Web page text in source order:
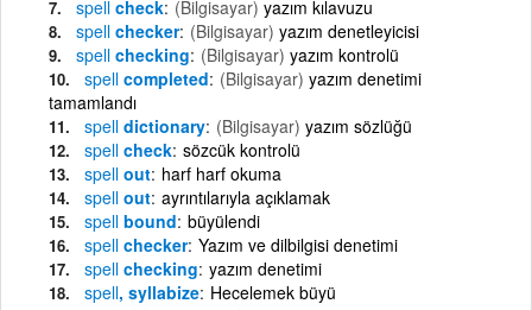
spell check (Bilgisayar) yazım kılavuzu
spell checker (Bilgisayar) yazım denetleyicisi
spell checking (Bilgisayar) yazım kontrolü
spell completed (Bilgisayar) yazım denetimi
tamamlandı
spell dictionary (Bilgisayar) yazım sözlüğü
spell check sözcük kontrolü
spell out harf harf okuma
spell out ayrıntılarıyla açıklamak
spell bound büyülendi
spell checker Yazım ve dilbilgisi denetimi
spell checking yazım denetimi
spell, syllabize Hecelemek büyü